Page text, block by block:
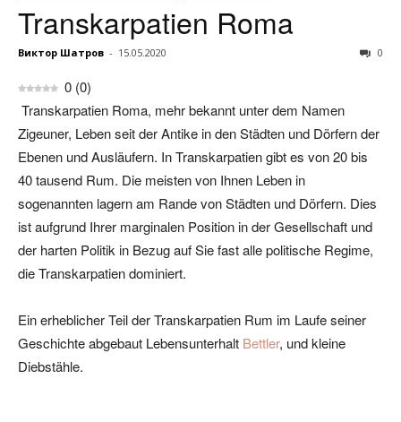
Transkarpatien Roma
Виктор Шатров - 15.05.2020 0
0 (0)
Transkarpatien Roma, mehr bekannt unter dem Namen
Zigeuner, Leben seit der Antike in den Städten und Dörfern der
Ebenen und Ausläufern. In Transkarpatien gibt es von 20 bis
40 tausend Rum. Die meisten von Ihnen Leben in
sogenannten lagern am Rande von Städten und Dörfern. Dies
ist aufgrund Ihrer marginalen Position in der Gesellschaft und
der harten Politik in Bezug auf Sie fast alle politische Regime,
die Transkarpatien dominiert.
Ein erheblicher Teil der Transkarpatien Rum im Laufe seiner
Geschichte abgebaut Lebensunterhalt Bettler, und kleine
Diebstähle.